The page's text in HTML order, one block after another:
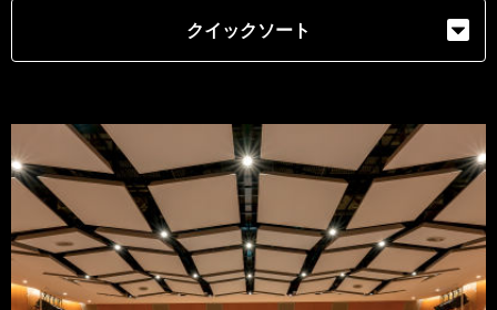
クイックソート